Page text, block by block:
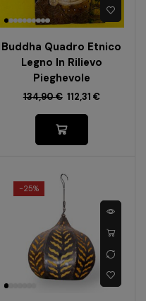
Buddha Quadro Etnico
Legno In Rilievo
Pieghevole
134,90€ 112,31 €
-25%